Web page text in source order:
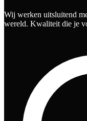
Wij werken uitsluitend
wereld. Kwaliteit die je